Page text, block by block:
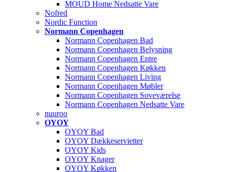
MOUD Home Nedsatte Vare
Nofred
Nordic Function
Normann Copenhagen
Normann Copenhagen Bad
Normann Copenhagen Belysning
Normann Copenhagen Entre
Normann Copenhagen Køkken
Normann Copenhagen Living
Normann Copenhagen Møbler
Normann Copenhagen Soveværelse
Normann Copenhagen Nedsatte Vare
nuuroo
OYOY
OYOY Bad
OYOY Dækkeservietter
OYOY Kids
OYOY Knager
OYOY Køkken